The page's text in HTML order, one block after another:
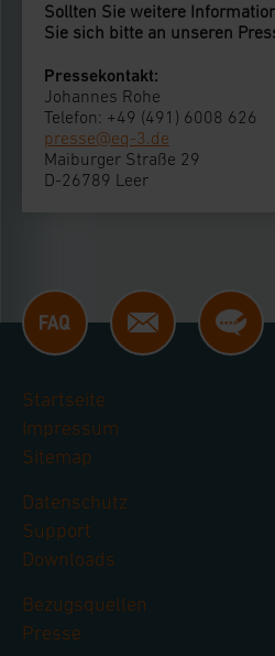
Sollten Sie weitere
Sie sich bitte an unseren
Pressekontakt:
Johannes Rohe
Telefon: +49 (491) 6008 626
presse@eq-3.de
Maiburger Straße 29
D-26789 Leer
Startseite
Impressum
Sitemap
Datenschutz
Support
Downloads
Bezugsquellen
Presse